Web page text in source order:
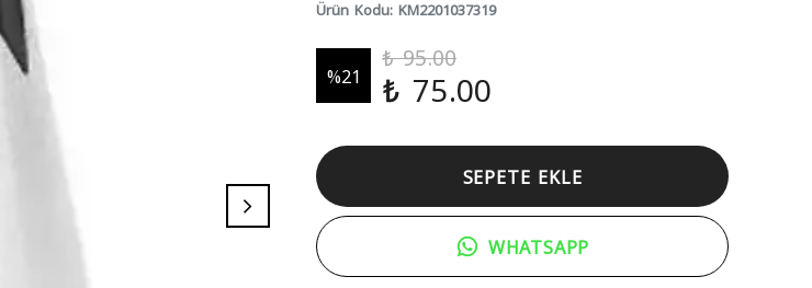
Ürün Kodu: KM2201037319
%21
₺ 95.00
₺ 75.00
SEPETE EKLE
WHATSAPP